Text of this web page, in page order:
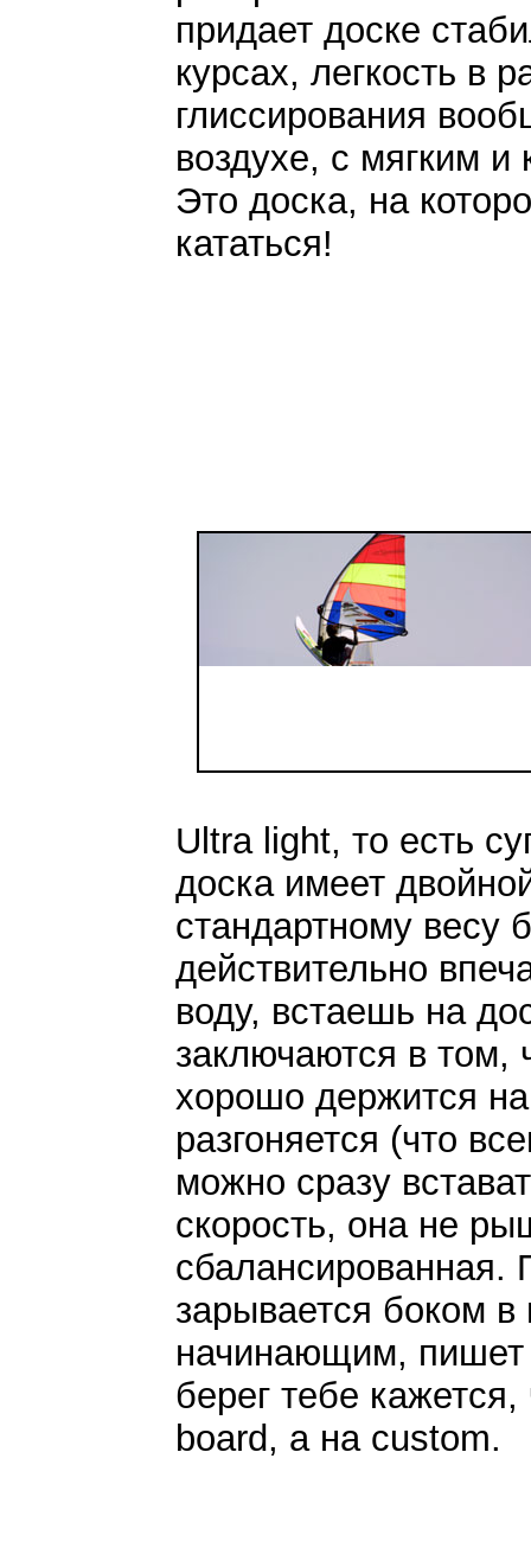
придает доске
курсах, легкость в
глиссирования
воздухе, с мягким
Это доска, на
кататься!
Ultra light, то есть
доска имеет
стандартному весу
действительно
воду, встаешь на
заключаются в том,
хорошо держится
разгоняется (что
можно сразу
скорость, она не
сбалансированная.
зарывается боком
начинающим, пишет
берег тебе
board, а на custom.